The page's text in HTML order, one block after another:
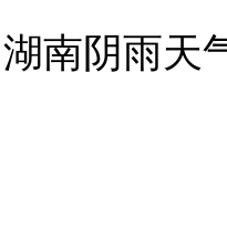
南阴雨天